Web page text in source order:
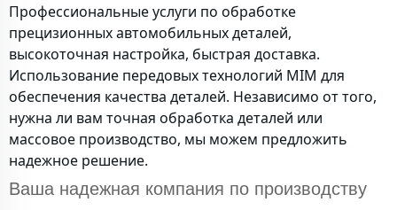
Профессиональные услуги по обработке
прецизионных автомобильных деталей,
высокоточная настройка, быстрая доставка.
Использование передовых технологий MIM для
обеспечения качества деталей. Независимо от того,
нужна ли вам точная обработка деталей или
массовое производство, мы можем предложить
надежное решение.
Ваша надежная компания по производству